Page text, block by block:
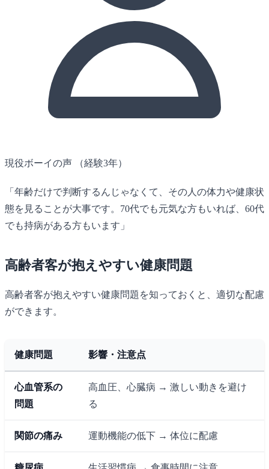
現役ボーイの声 （経験3年）
「年齢だけで判断するんじゃなくて、その人の体力や健康状
態を見ることが大事です。70代でも元気な方もいれば、60代
でも持病がある方もいます」
高齢者客が抱えやすい健康問題
高齢者客が抱えやすい健康問題を知っておくと、適切な配慮
ができます。
健康問題 影響・注意点
心血管系の
問題
高血圧、心臓病 → 激しい動きを避け
る
関節の痛み 運動機能の低下 → 体位に配慮